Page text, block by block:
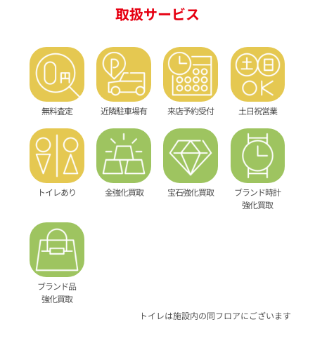
取扱サービス
無料査定 近隣駐車場有 来店予約受付 土日祝営業
トイレあり 金強化買取 宝石強化買取
ブランド時計
強化買取
ブランド品
強化買取
トイレは施設内の同フロアにございます